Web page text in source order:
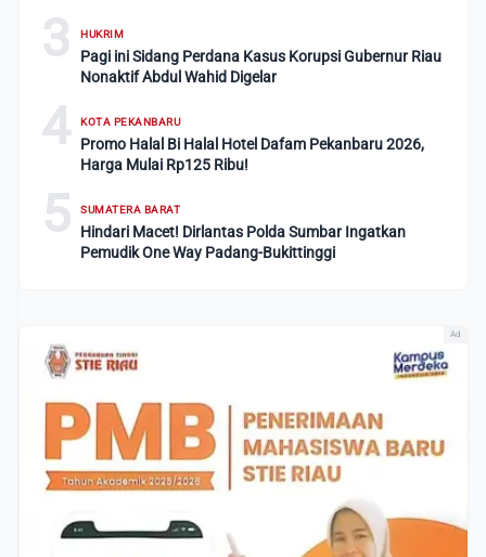
3 HUKRIM
Pagi ini Sidang Perdana Kasus Korupsi Gubernur Riau
Nonaktif Abdul Wahid Digelar
4 KOTA PEKANBARU
Promo Halal Bi Halal Hotel Dafam Pekanbaru 2026,
Harga Mulai Rp125 Ribu!
5 SUMATERA BARAT
Hindari Macet! Dirlantas Polda Sumbar Ingatkan
Pemudik One Way Padang-Bukittinggi
Ad